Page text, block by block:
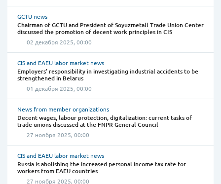
GCTU news
Chairman of GCTU and President of Soyuzmetall Trade Union Center
discussed the promotion of decent work principles in CIS
02 декабря 2025, 00:00
CIS and EAEU labor market news
Employers’ responsibility in investigating industrial accidents to be
strengthened in Belarus
01 декабря 2025, 00:00
News from member organizations
Decent wages, labour protection, digitalization: current tasks of
trade unions discussed at the FNPR General Council
27 ноября 2025, 00:00
CIS and EAEU labor market news
Russia is abolishing the increased personal income tax rate for
workers from EAEU countries
27 ноября 2025, 00:00